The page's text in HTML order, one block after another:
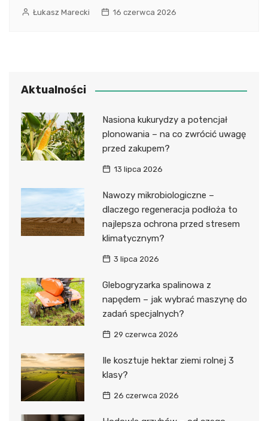
Łukasz Marecki 16 czerwca 2026
Aktualności
Nasiona kukurydzy a potencjał
plonowania – na co zwrócić uwagę
przed zakupem?
13 lipca 2026
Nawozy mikrobiologiczne –
dlaczego regeneracja podłoża to
najlepsza ochrona przed stresem
klimatycznym?
3 lipca 2026
Glebogryzarka spalinowa z
napędem – jak wybrać maszynę do
zadań specjalnych?
29 czerwca 2026
Ile kosztuje hektar ziemi rolnej 3
klasy?
26 czerwca 2026